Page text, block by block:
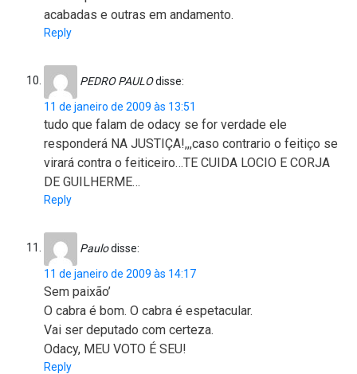
acabadas e outras em andamento.
Reply
PEDRO PAULOdisse:
11 de janeiro de 2009 às 13:51
tudo que falam de odacy se for verdade ele
responderá NA JUSTIÇA!,,,caso contrario o feitiço se
virará contra o feiticeiro…TE CUIDA LOCIO E CORJA
DE GUILHERME…
Reply
Paulodisse:
11 de janeiro de 2009 às 14:17
Sem paixão’
O cabra é bom. O cabra é espetacular.
Vai ser deputado com certeza.
Odacy, MEU VOTO É SEU!
Reply